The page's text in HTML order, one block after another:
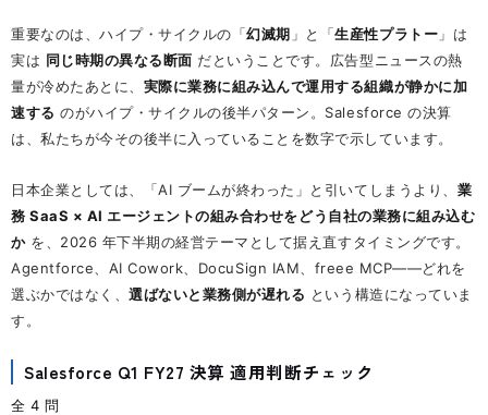
重要なのは、ハイプ・サイクルの「幻滅期 」と「生産性プラトー 」は
実は 同じ時期の異なる断面 だということです。広告型ニュースの熱
量が冷めたあとに、 実際に業務に組み込んで運用する組織が静かに加
速する のがハイプ・サイクルの後半パターン。Salesforce の決算
は、私たちが今その後半に入っていることを数字で示しています。
日本企業としては、「AI ブームが終わった」と引いてしまうより、 業
務 SaaS × AI エージェントの組み合わせをどう自社の業務に組み込む
かを、2026 年下半期の経営テーマとして据え直すタイミングです。
Agentforce、AI Cowork、DocuSign IAM、freee MCP——どれを
選ぶかではなく、選ばないと業務側が遅れる という構造になっていま
す。
Salesforce Q1 FY27 決算 適用判断チェック
全 4 問